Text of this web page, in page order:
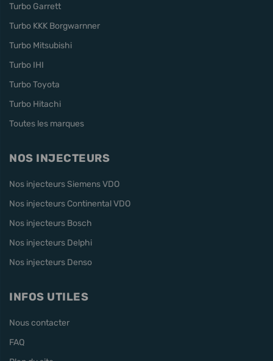
Turbo Garrett
Turbo KKK Borgwarnner
Turbo Mitsubishi
Turbo IHI
Turbo Toyota
Turbo Hitachi
Toutes les marques
NOS INJECTEURS
Nos injecteurs Siemens VDO
Nos injecteurs Continental VDO
Nos injecteurs Bosch
Nos injecteurs Delphi
Nos injecteurs Denso
INFOS UTILES
Nous contacter
FAQ